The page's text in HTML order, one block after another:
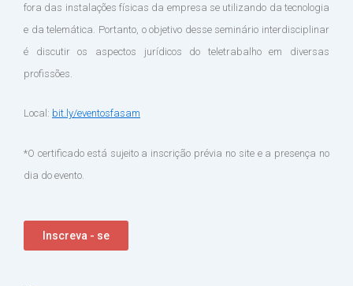
fora das instalações físicas da empresa se utilizando da tecnologia
e da telemática. Portanto, o objetivo desse seminário interdisciplinar
é discutir os aspectos jurídicos do teletrabalho em diversas
profissões.
Local: bit.ly/eventosfasam
*O certificado está sujeito a inscrição prévia no site e a presença no
dia do evento.
Inscreva - se